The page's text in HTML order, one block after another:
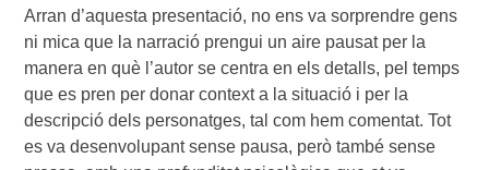
Arran d’aquesta presentació, no ens va sorprendre gens
ni mica que la narració prengui un aire pausat per la
manera en què l’autor se centra en els detalls, pel temps
que es pren per donar context a la situació i per la
descripció dels personatges, tal com hem comentat. Tot
es va desenvolupant sense pausa, però també sense